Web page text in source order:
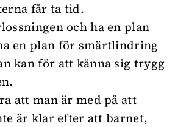
får ta tid.
och ha en plan
en plan för smärtlindring
kan för att känna sig trygg
att man är med på att
är klar efter att barnet,